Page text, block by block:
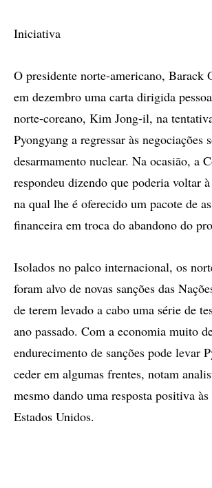
Iniciativa
O presidente norte-americano, Barack
em dezembro uma carta dirigida
norte-coreano, Kim Jong-il, na
Pyongyang a regressar às negociações
desarmamento nuclear. Na ocasião, a
respondeu dizendo que poderia voltar
na qual lhe é oferecido um pacote de
financeira em troca do abandono do
Isolados no palco internacional, os
foram alvo de novas sanções das
de terem levado a cabo uma série de
ano passado. Com a economia muito
endurecimento de sanções pode levar
ceder em algumas frentes, notam
mesmo dando uma resposta positiva
Estados Unidos.